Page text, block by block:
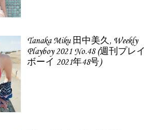
Tanaka Miku 田中美久, Weekly
Playboy 2021 No.48 (週刊プレイ
ボーイ 2021年48号)